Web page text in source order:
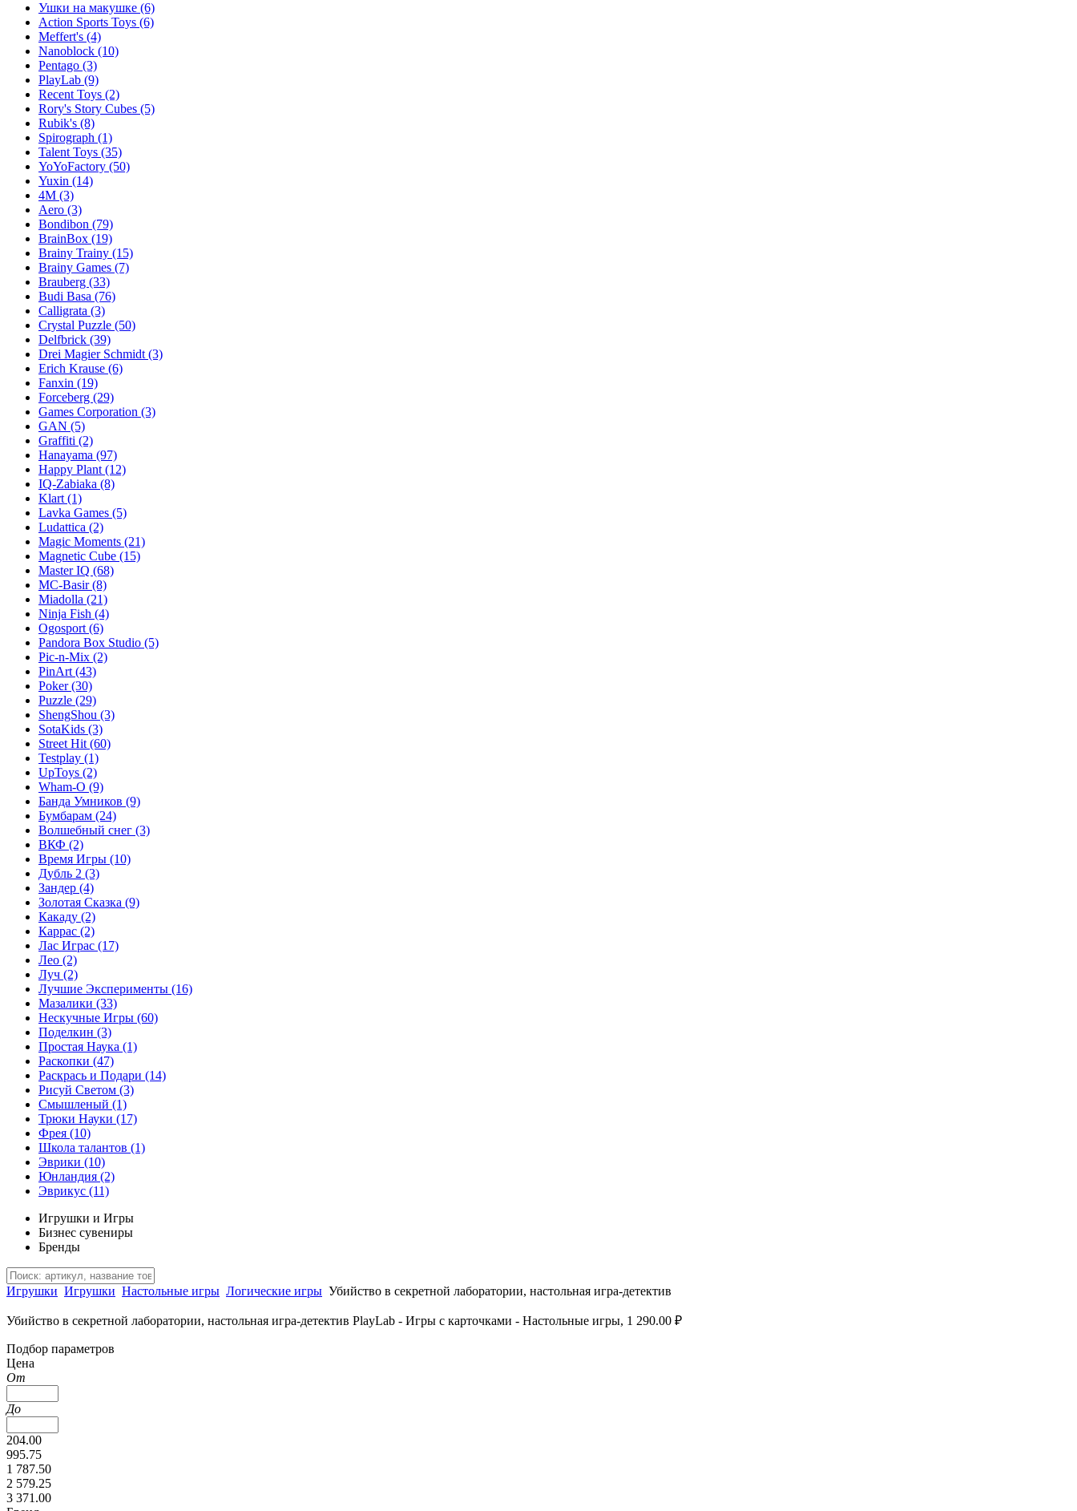
Ушки на макушке (6)
Action Sports Toys (6)
Meffert's (4)
Nanoblock (10)
Pentago (3)
PlayLab (9)
Recent Toys (2)
Rory's Story Cubes (5)
Rubik's (8)
Spirograph (1)
Talent Toys (35)
YoYoFactory (50)
Yuxin (14)
4M (3)
Aero (3)
Bondibon (79)
BrainBox (19)
Brainy Trainy (15)
Brainy Games (7)
Brauberg (33)
Budi Basa (76)
Calligrata (3)
Crystal Puzzle (50)
Delfbrick (39)
Drei Magier Schmidt (3)
Erich Krause (6)
Fanxin (19)
Forceberg (29)
Games Corporation (3)
GAN (5)
Graffiti (2)
Hanayama (97)
Happy Plant (12)
IQ-Zabiaka (8)
Klart (1)
Lavka Games (5)
Ludattica (2)
Magic Moments (21)
Magnetic Cube (15)
Master IQ (68)
MC-Basir(8)
Miadolla (21)
Ninja Fish (4)
Ogosport (6)
Pandora Box Studio (5)
Pic-n-Mix (2)
PinArt (43)
Poker(30)
Puzzle (29)
ShengShou (3)
SotaKids (3)
Street Hit (60)
Testplay (1)
UpToys (2)
Wham-O (9)
Банда Умников (9)
Бумбарам (24)
Волшебный снег (3)
ВКФ (2)
Время Игры (10)
Дубль 2 (3)
Зандер (4)
Золотая Сказка (9)
Какаду (2)
Каррас (2)
Лас Играс (17)
Лео (2)
Луч (2)
Лучшие Эксперименты (16)
Мазалики (33)
Нескучные Игры (60)
Поделкин (3)
Простая Наука (1)
Раскопки (47)
Раскрась и Подари (14)
Рисуй Светом (3)
Смышленый (1)
Трюки Науки (17)
Фрея (10)
Школа талантов (1)
Эврики (10)
Юнландия (2)
Эврикус (11)
Игрушки и Игры
Бизнес сувениры
Бренды
Игрушки Игрушки Настольные игры Логические игры Убийство в секретной лаборатории, настольная игра-детектив
Убийство в секретной лаборатории, настольная игра-детектив PlayLab - Игры с карточками - Настольные игры, 1 290.00 ₽
Подбор параметров
Цена
От
До
204.00
995.75
1 787.50
2 579.25
3 371.00